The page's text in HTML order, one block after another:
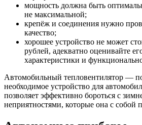
мощность должна быть
не максимальной;
крепёж и соединения нужно
качество;
хорошее устройство не может
рублей, адекватно оценивайте
характеристики и
Автомобильный тепловентилятор —
необходимое устройство для
позволяет эффективно бороться с
неприятностями, которые она с собой